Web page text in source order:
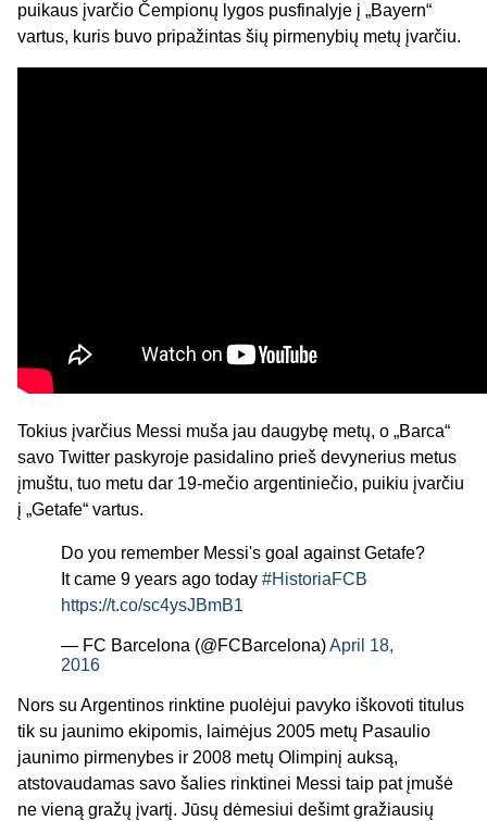
puikaus įvarčio Čempionų lygos pusfinalyje į „Bayern“
vartus, kuris buvo pripažintas šių pirmenybių metų įvarčiu.
Tokius įvarčius Messi muša jau daugybę metų, o „Barca“
savo Twitter paskyroje pasidalino prieš devynerius metus
įmuštu, tuo metu dar 19-mečio argentiniečio, puikiu įvarčiu
į „Getafe“ vartus.
Do you remember Messi's goal against Getafe?
It came 9 years ago today #HistoriaFCB
https://t.co/sc4ysJBmB1
— FC Barcelona (@FCBarcelona)April 18,
2016
Nors su Argentinos rinktine puolėjui pavyko iškovoti titulus
tik su jaunimo ekipomis, laimėjus 2005 metų Pasaulio
jaunimo pirmenybes ir 2008 metų Olimpinį auksą,
atstovaudamas savo šalies rinktinei Messi taip pat įmušė
ne vieną gražų įvartį. Jūsų dėmesiui dešimt gražiausių